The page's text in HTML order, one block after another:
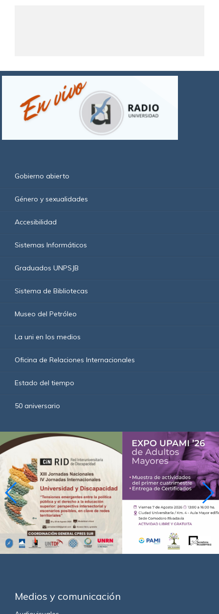
Gobierno abierto
Género y sexualidades
Accesibilidad
Sistemas Informáticos
Graduados UNPSJB
Sistema de Bibliotecas
Museo del Petróleo
La uni en los medios
Oficina de Relaciones Internacionales
Estado del tiempo
50 aniversario
Medios y comunicación